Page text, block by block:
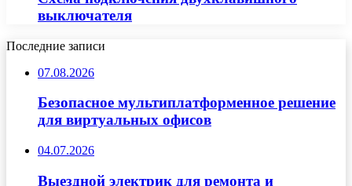
выключателя
Последние записи
07.08.2026
Безопасное мультиплатформенное решение
для виртуальных офисов
04.07.2026
Выездной электрик для ремонта и